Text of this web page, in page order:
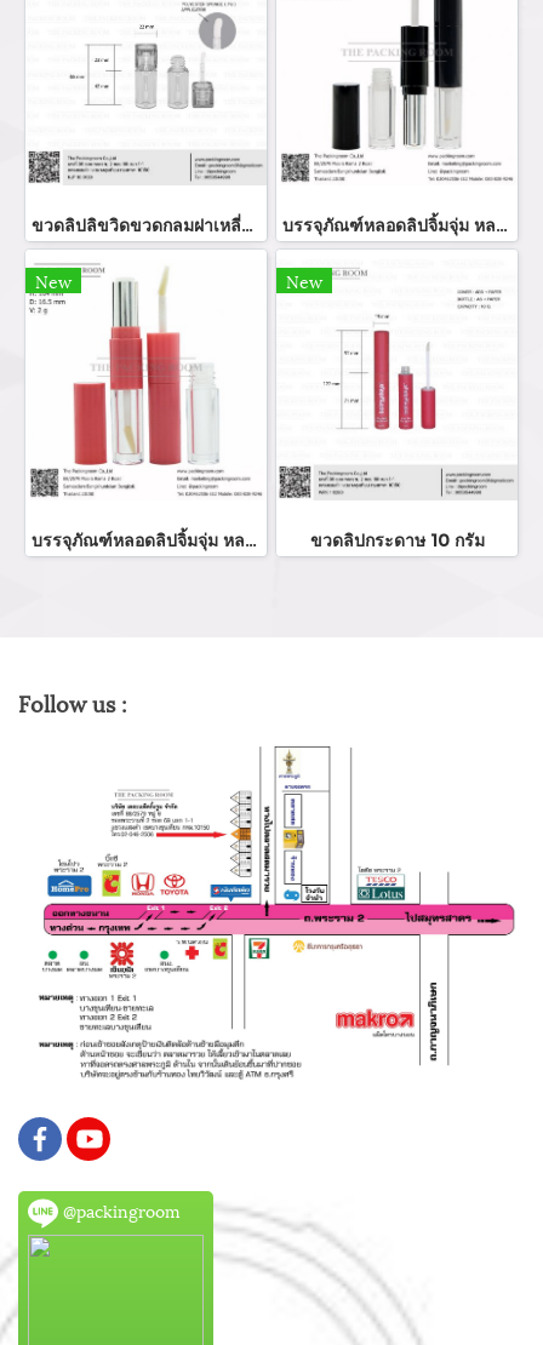
ขวดลิปลิขวิดขวดกลมฝาเหลี่ยม บรรจุภัณฑ์หลอดลิปจิ้มจุ่ม หลอดลิปกลอส bottle lip gloss/ lip bottle ขวดลิป บรรจุภัณฑ์ใส่ลิป จำหน่ายบรรจุภัณฑ์เครื่องสำอางรรจุภัณฑ์เครื่องสำอางทุกประเภท
New
บรรจุภัณฑ์หลอดลิปจิ้มจุ่ม หลอดลิปกลอส bottle lip gloss/ lip bottle ขวดลิป บรรจุภัณฑ์ใส่ลิป จำหน่ายบรรจุภัณฑ์เครื่องสำอางรรจุภัณฑ์เครื่องสำอางทุกประเภท
New
ขวดลิปกระดาษ 10 กรัม
Follow us :
@packingroom